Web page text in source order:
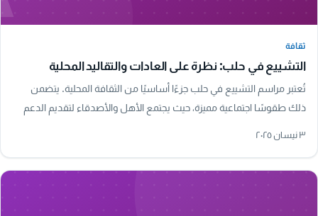
ثقافة
التشييع في حلب: نظرة على العادات والتقاليد المحلية
تُعتبر مراسم التشييع في حلب جزءًا أساسيًا من الثقافة المحلية. يتضمن
ذلك طقوسًا اجتماعية مميزة، حيث يجتمع الأهل والأصدقاء لتقديم الدعم
٣ نيسان ٢٠٢٥